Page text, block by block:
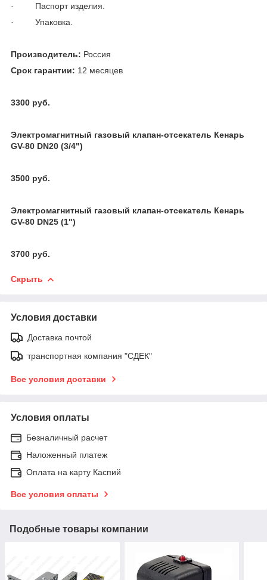
· Паспорт изделия.
· Упаковка.
Производитель: Россия
Срок гарантии: 12 месяцев
3300 руб.
Электромагнитный газовый клапан-отсекатель Кенарь
GV-80 DN20 (3/4")
3500 руб.
Электромагнитный газовый клапан-отсекатель Кенарь
GV-80 DN25 (1")
3700 руб.
Скрыть
Условия доставки
Доставка почтой
транспортная компания "СДЕК"
Все условия доставки
Условия оплаты
Безналичный расчет
Наложенный платеж
Оплата на карту Каспий
Все условия оплаты
Подобные товары компании